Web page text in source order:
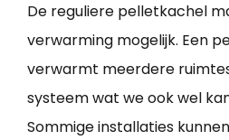
De reguliere pelletkachel
verwarming mogelijk. Een
verwarmt meerdere
systeem wat we ook wel
Sommige installaties